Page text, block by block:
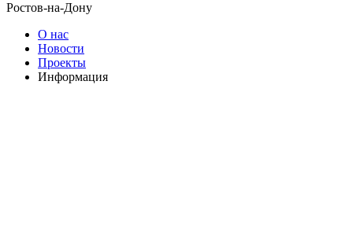
Ростов-на-Дону
О нас
Новости
Проекты
Информация